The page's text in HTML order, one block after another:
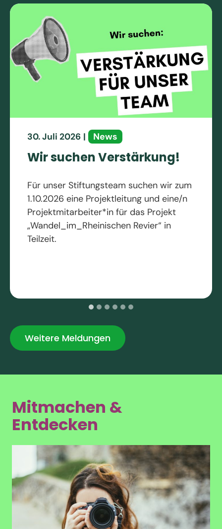
Wir suchen Verstärkung!
30. Juli 2026 | News
Für unser Stiftungsteam suchen wir zum
1.10.2026 eine Projektleitung und eine/n
Projektmitarbeiter*in für das Projekt
„Wandel_im_Rheinischen Revier“ in
Teilzeit.
Weitere Meldungen
Mitmachen &
Entdecken